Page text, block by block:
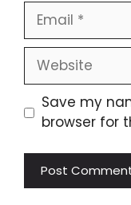
Email
Website
Save my
browser for